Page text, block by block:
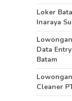
Loker
Inaraya
Data
Batam
Cleaner